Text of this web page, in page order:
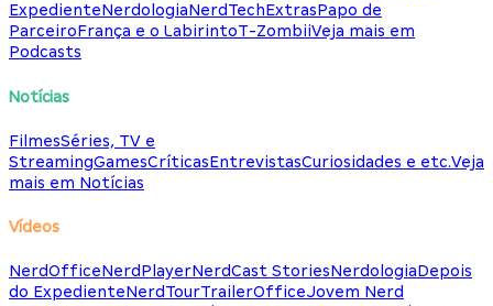
ExpedienteNerdologiaNerdTechExtrasPapo de
ParceiroFrança e o LabirintoT-ZombiiVeja mais em
Podcasts
Notícias
FilmesSéries, TV e
StreamingGamesCríticasEntrevistasCuriosidades e etc.Veja
mais em Notícias
Vídeos
NerdOfficeNerdPlayerNerdCast StoriesNerdologiaDepois
do ExpedienteNerdTourTrailerOfficeJovem Nerd